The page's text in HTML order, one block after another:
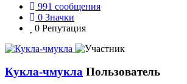
991 сообщения
0 Значки
0 Репутация
Кукла-чмукла Пользователь